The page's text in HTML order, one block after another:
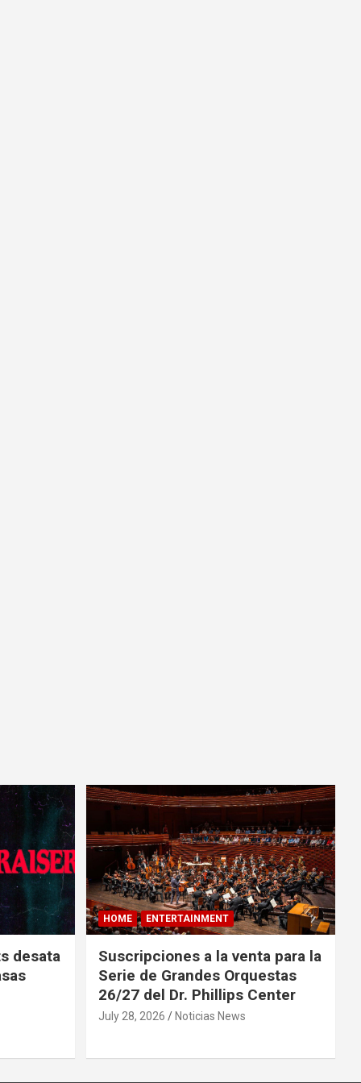
desata
HOME ENTERTAINMENT
Suscripciones a la venta para la
Serie de Grandes Orquestas
26/27 del Dr. Phillips Center
July 28, 2026 Noticias News